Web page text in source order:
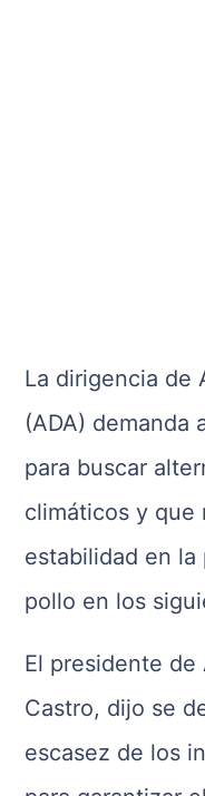
La dirigencia de
(ADA) demanda
para buscar
climáticos y que
estabilidad en
pollo en los
El presidente de
Castro, dijo se
escasez de los